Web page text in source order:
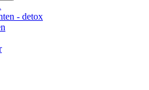
- detox